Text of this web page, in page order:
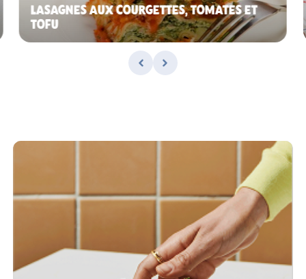
LASAGNES AUX COURGETTES, TOMATES ET
TOFU